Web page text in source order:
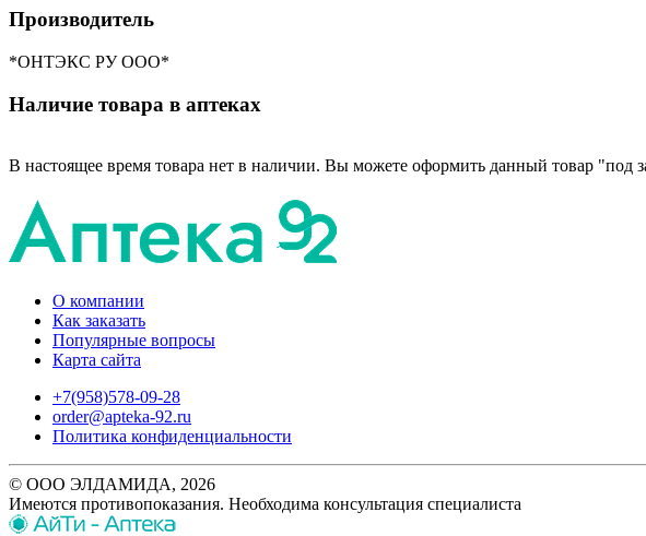
Производитель
*ОНТЭКС РУ ООО*
Наличие товара в аптеках
В настоящее время товара нет в наличии. Вы можете оформить данный товар "под
О компании
Как заказать
Популярные вопросы
Карта сайта
+7(958)578-09-28
order@apteka-92.ru
Политика конфиденциальности
© ООО ЭЛДАМИДА, 2026
Имеются противопоказания. Необходима консультация специалиста